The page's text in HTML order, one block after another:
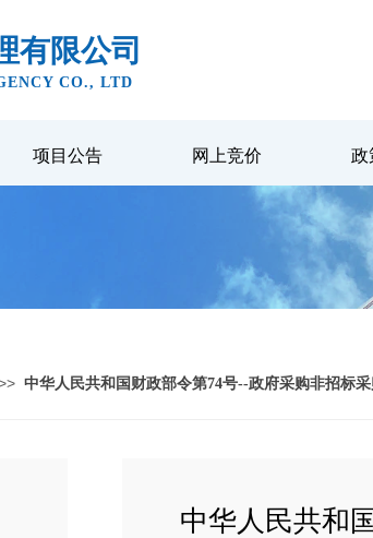
有限公司
CO., LTD
项目公告 网上竞价 政
中华人民共和国财政部令第74号--政府采购非招标
中华人民共和